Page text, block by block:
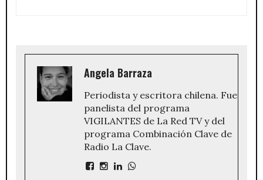
Angela Barraza
Periodista y escritora chilena. Fue
panelista del programa
VIGILANTES de La Red TV y del
programa Combinación Clave de
Radio La Clave.